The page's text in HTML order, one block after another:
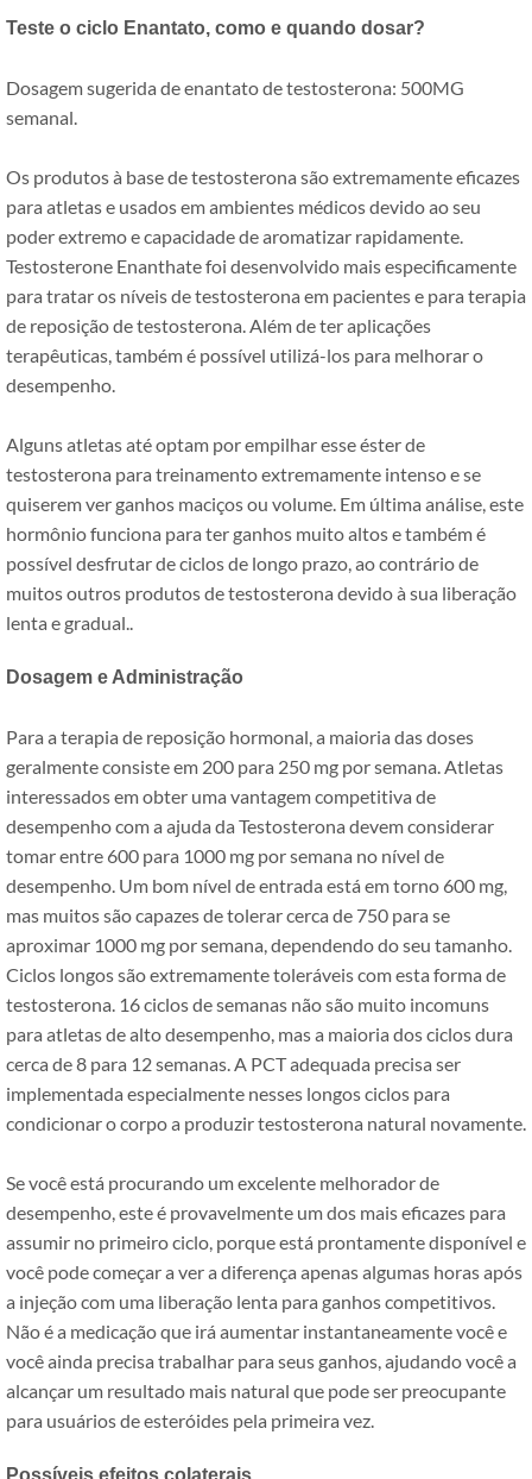
Teste o ciclo Enantato, como e quando dosar?
Dosagem sugerida de enantato de testosterona: 500MG
semanal.
Os produtos à base de testosterona são extremamente eficazes
para atletas e usados ​​em ambientes médicos devido ao seu
poder extremo e capacidade de aromatizar rapidamente.
Testosterone Enanthate foi desenvolvido mais especificamente
para tratar os níveis de testosterona em pacientes e para terapia
de reposição de testosterona. Além de ter aplicações
terapêuticas, também é possível utilizá-los para melhorar o
desempenho.
Alguns atletas até optam por empilhar esse éster de
testosterona para treinamento extremamente intenso e se
quiserem ver ganhos maciços ou volume. Em última análise, este
hormônio funciona para ter ganhos muito altos e também é
possível desfrutar de ciclos de longo prazo, ao contrário de
muitos outros produtos de testosterona devido à sua liberação
lenta e gradual..
Dosagem e Administração
Para a terapia de reposição hormonal, a maioria das doses
geralmente consiste em 200 para 250 mg por semana. Atletas
interessados ​​em obter uma vantagem competitiva de
desempenho com a ajuda da Testosterona devem considerar
tomar entre 600 para 1000 mg por semana no nível de
desempenho. Um bom nível de entrada está em torno 600 mg,
mas muitos são capazes de tolerar cerca de 750 para se
aproximar 1000 mg por semana, dependendo do seu tamanho.
Ciclos longos são extremamente toleráveis ​​com esta forma de
testosterona. 16 ciclos de semanas não são muito incomuns
para atletas de alto desempenho, mas a maioria dos ciclos dura
cerca de 8 para 12 semanas. A PCT adequada precisa ser
implementada especialmente nesses longos ciclos para
condicionar o corpo a produzir testosterona natural novamente.
Se você está procurando um excelente melhorador de
desempenho, este é provavelmente um dos mais eficazes para
assumir no primeiro ciclo, porque está prontamente disponível e
você pode começar a ver a diferença apenas algumas horas após
a injeção com uma liberação lenta para ganhos competitivos.
Não é a medicação que irá aumentar instantaneamente você e
você ainda precisa trabalhar para seus ganhos, ajudando você a
alcançar um resultado mais natural que pode ser preocupante
para usuários de esteróides pela primeira vez.
Possíveis efeitos colaterais